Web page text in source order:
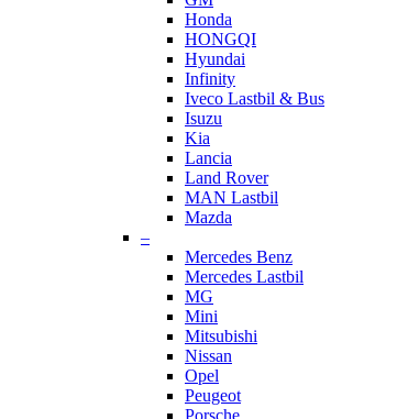
Honda
HONGQI
Hyundai
Infinity
Iveco Lastbil & Bus
Isuzu
Kia
Lancia
Land Rover
MAN Lastbil
Mazda
–
Mercedes Benz
Mercedes Lastbil
MG
Mini
Mitsubishi
Nissan
Opel
Peugeot
Porsche